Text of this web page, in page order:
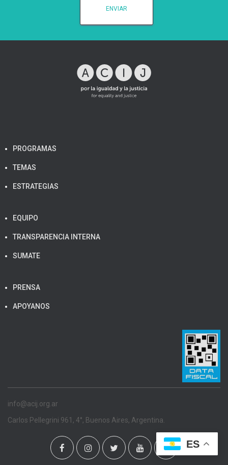
PROGRAMAS
TEMAS
ESTRATEGIAS
EQUIPO
TRANSPARENCIA INTERNA
SUMATE
PRENSA
APOYANOS
info@acij.org.ar
Carlos Pellegrini 961, 4°, Buenos Aires, Argentina.
ES